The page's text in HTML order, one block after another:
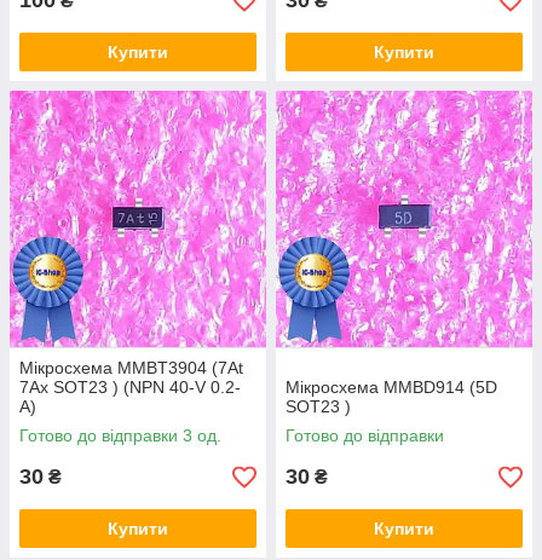
Купити Купити
Мікросхема MMBT3904 (7At
7Ax SOT23 ) (NPN 40-V 0.2-
A)
Готово до відправки 3 од.
30 ₴
Купити
Мікросхема MMBD914 (5D
SOT23 )
Готово до відправки
30 ₴
Купити